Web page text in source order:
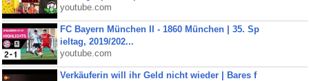
youtube.com
FC Bayern München II - 1860 München | 35. Sp
ieltag, 2019/202...
youtube.com
Verkäuferin will ihr Geld nicht wieder | Bares f